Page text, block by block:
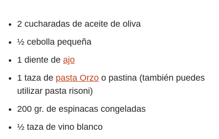
2 cucharadas de aceite de oliva
½ cebolla pequeña
1 diente de ajo
1 taza de pasta Orzo o pastina (también puedes
utilizar pasta risoni)
200 gr. de espinacas congeladas
½ taza de vino blanco